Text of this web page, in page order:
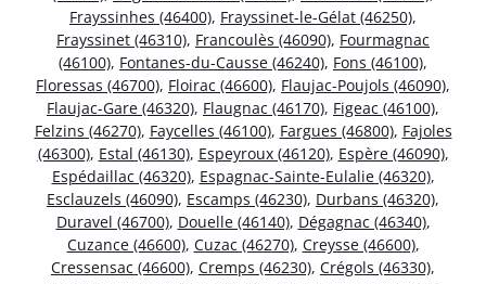
Frayssinhes (46400), Frayssinet-le-Gélat (46250),
Frayssinet (46310), Francoulès (46090), Fourmagnac
(46100), Fontanes-du-Causse (46240), Fons (46100),
Floressas (46700), Floirac (46600), Flaujac-Poujols (46090),
Flaujac-Gare (46320), Flaugnac (46170), Figeac (46100),
Felzins (46270), Faycelles (46100), Fargues (46800), Fajoles
(46300), Estal (46130), Espeyroux (46120), Espère (46090),
Espédaillac (46320), Espagnac-Sainte-Eulalie (46320),
Esclauzels (46090), Escamps (46230), Durbans (46320),
Duravel (46700), Douelle (46140), Dégagnac (46340),
Cuzance (46600), Cuzac (46270), Creysse (46600),
Cressensac (46600), Cremps (46230), Crégols (46330),